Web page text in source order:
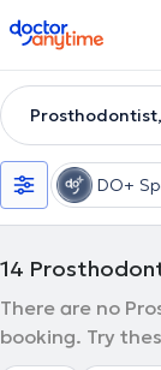
doctoranytime
DO+
14
There are no
booking. Try